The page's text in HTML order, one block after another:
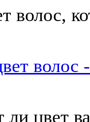
волос,
волос
ли цвет